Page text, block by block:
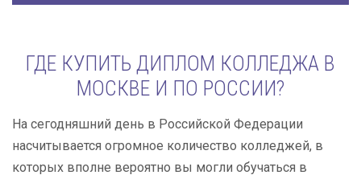
ГДЕ КУПИТЬ ДИПЛОМ КОЛЛЕДЖА В
МОСКВЕ И ПО РОССИИ?
На сегодняшний день в Российской Федерации
насчитывается огромное количество колледжей, в
которых вполне вероятно вы могли обучаться в